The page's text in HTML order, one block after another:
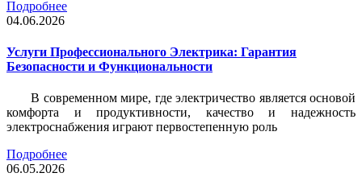
Подробнее
04.06.2026
Услуги Профессионального Электрика: Гарантия
Безопасности и Функциональности
В современном мире, где электричество является основой
комфорта и продуктивности, качество и надежность
электроснабжения играют первостепенную роль
Подробнее
06.05.2026